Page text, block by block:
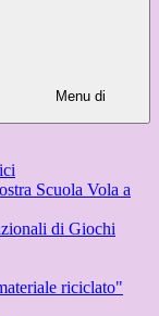
Menu di
Scuola Vola a
di Giochi
riciclato"